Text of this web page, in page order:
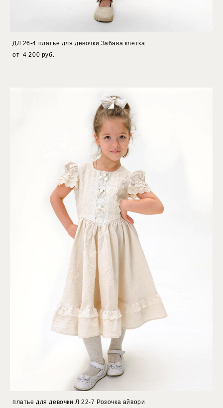
ДЛ 26-4 платье для девочки Забава клетка
от 4 200 pуб.
платье для девочки Л 22-7 Розочка айвори